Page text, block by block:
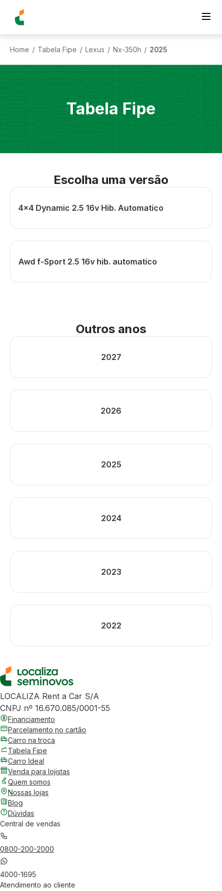
Home / Tabela Fipe / Lexus / Nx-350h / 2025
Tabela Fipe
Escolha uma versão
4x4 Dynamic 2.5 16v Hib. Automatico
Awd f-Sport 2.5 16v hib. automatico
Outros anos
2027
2026
2025
2024
2023
2022
LOCALIZA Rent a Car S/A
CNPJ nº 16.670.085/0001-55
Financiamento
Parcelamento no cartão
Carro na troca
Tabela Fipe
Carro Ideal
Venda para lojistas
Quem somos
Nossas lojas
Blog
Dúvidas
Central de vendas
0800-200-2000
4000-1695
Atendimento ao cliente